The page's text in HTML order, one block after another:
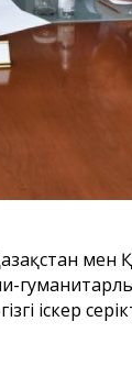
іскер